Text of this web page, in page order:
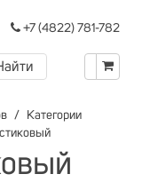
+7 (4822) 781-782
Категории